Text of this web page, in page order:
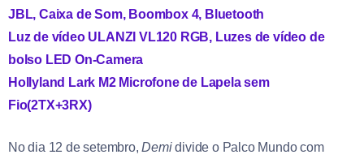
JBL, Caixa de Som, Boombox 4, Bluetooth
Luz de vídeo ULANZI VL120 RGB, Luzes de vídeo de
bolso LED On-Camera
Hollyland Lark M2 Microfone de Lapela sem
Fio(2TX+3RX)
No dia 12 de setembro,Demidivide o Palco Mundo com